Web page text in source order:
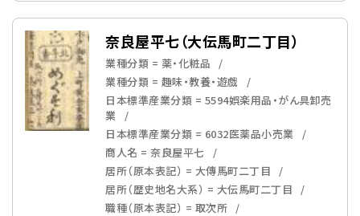
奈良屋平七（大伝馬町二丁目）
業種分類 = 薬・化粧品
業種分類 = 趣味・教養・遊戯
日本標準産業分類 = 5594娯楽用品・がん具卸売
業
日本標準産業分類 = 6032医薬品小売業
商人名 = 奈良屋平七
居所（原本表記） = 大傳馬町二丁目
居所（歴史地名大系） = 大伝馬町二丁目
職種（原本表記） = 取次所